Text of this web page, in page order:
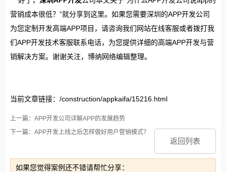
营销成本很低？”就分享到这里。如果您需要深圳的APP开发公司
为您定制开发高端APP项目，请咨询我们网站在线客服或者拨打我
们APP开发技术客服联系电话，为您提供详细的高端APP开发与营
销解决方案。谢谢关注，博纳网络编辑整理。
当前文章链接：/construction/appkaifa/15216.html
上一篇：APP开发公司详解APP的发展趋势
下一篇：APP开发上线之后怎样做好用户营销模式？
返回列表
如果您觉得案例还不错请帮忙分享：